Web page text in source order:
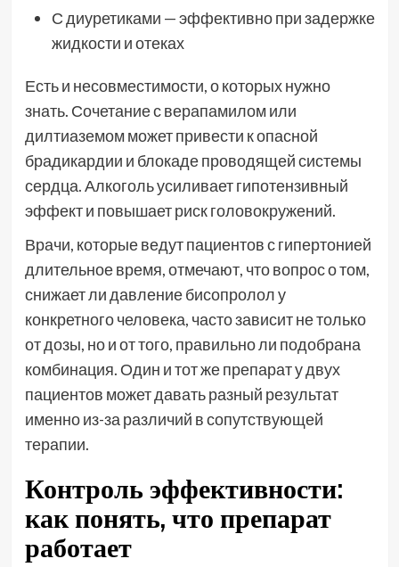
С диуретиками — эффективно при задержке
жидкости и отеках
Есть и несовместимости, о которых нужно
знать. Сочетание с верапамилом или
дилтиаземом может привести к опасной
брадикардии и блокаде проводящей системы
сердца. Алкоголь усиливает гипотензивный
эффект и повышает риск головокружений.
Врачи, которые ведут пациентов с гипертонией
длительное время, отмечают, что вопрос о том,
снижает ли давление бисопролол у
конкретного человека, часто зависит не только
от дозы, но и от того, правильно ли подобрана
комбинация. Один и тот же препарат у двух
пациентов может давать разный результат
именно из-за различий в сопутствующей
терапии.
Контроль эффективности:
как понять, что препарат
работает